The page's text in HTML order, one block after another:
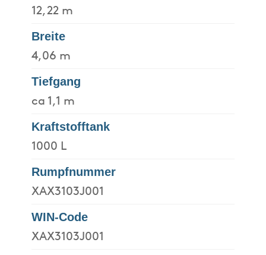
12,22 m
Breite
4,06 m
Tiefgang
ca 1,1 m
Kraftstofftank
1000 L
Rumpfnummer
XAX3103J001
WIN-Code
XAX3103J001